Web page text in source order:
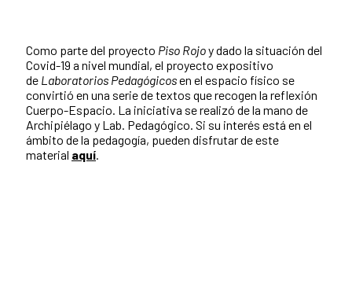
Como parte del proyecto Piso Rojoy dado la situación del
Covid-19 a nivel mundial, el proyecto expositivo
de Laboratorios Pedagógicosen el espacio físico se
convirtió en una serie de textos que recogen la reflexión
Cuerpo-Espacio. La iniciativa se realizó de la mano de
Archipiélago y Lab. Pedagógico. Si su interés está en el
ámbito de la pedagogía, pueden disfrutar de este
material aquí